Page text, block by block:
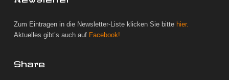
Zum Eintragen in die Newsletter-Liste klicken Sie bitte hier.
Aktuelles gibt’s auch auf Facebook!
Share